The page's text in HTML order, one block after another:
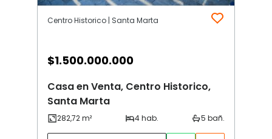
Centro Historico | Santa Marta
$1.500.000.000
Casa en Venta, Centro Historico,
Santa Marta